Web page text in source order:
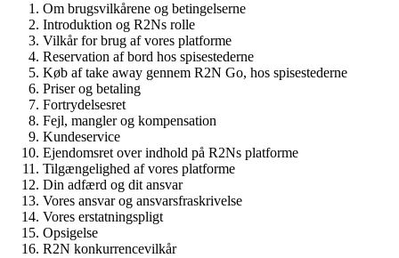
Om brugsvilkårene og betingelserne
Introduktion og R2Ns rolle
Vilkår for brug af vores platforme
Reservation af bord hos spisestederne
Køb af take away gennem R2N Go, hos spisestederne
Priser og betaling
Fortrydelsesret
Fejl, mangler og kompensation
Kundeservice
Ejendomsret over indhold på R2Ns platforme
Tilgængelighed af vores platforme
Din adfærd og dit ansvar
Vores ansvar og ansvarsfraskrivelse
Vores erstatningspligt
Opsigelse
R2N konkurrencevilkår